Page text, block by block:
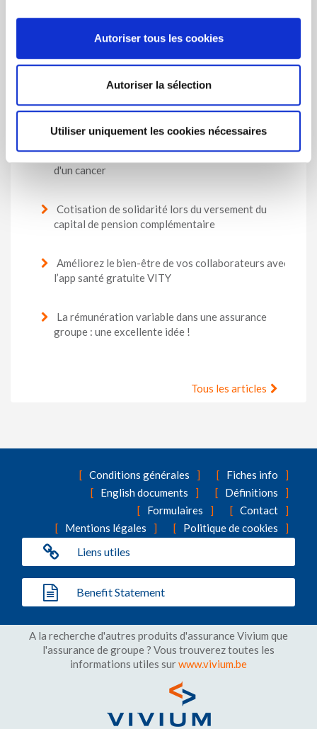
Autoriser tous les cookies
Autoriser la sélection
Utiliser uniquement les cookies nécessaires
Les plus consultés
La garantie légale de rendement reste maintenue à
2,50 % en 2027
Le droit à l'oubli pour les anciens patients atteints
d'un cancer
Cotisation de solidarité lors du versement du
capital de pension complémentaire
Améliorez le bien-être de vos collaborateurs avec
l’app santé gratuite VITY
La rémunération variable dans une assurance
groupe : une excellente idée !
Tous les articles
Conditions générales
Fiches info
English documents
Définitions
Formulaires
Contact
Mentions légales
Politique de cookies
Liens utiles
Benefit Statement
A la recherche d'autres produits d'assurance Vivium que
l'assurance de groupe ? Vous trouverez toutes les
informations utiles surwww.vivium.be